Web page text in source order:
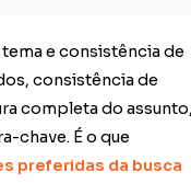
e consistência de
consistência de
completa do
chave. É o que
preferidas da busca